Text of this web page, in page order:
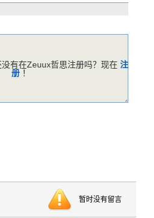
有在Zeuux哲思注册吗？现在 注
册 ！
暂时没有留言